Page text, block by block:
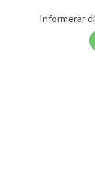
Informerar